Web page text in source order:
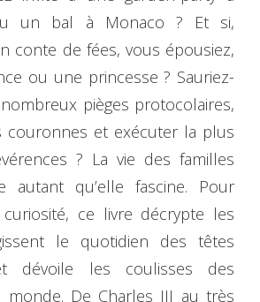
un bal à Monaco ? Et si,
conte de fées, vous épousiez,
ou une princesse ? Sauriez-
pièges protocolaires,
couronnes et exécuter la plus
? La vie des familles
autant qu’elle fascine. Pour
curiosité, ce livre décrypte les
le quotidien des têtes
dévoile les coulisses des
monde. De Charles III au très